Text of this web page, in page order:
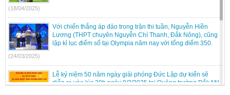
(18/04/2025)
Với chiến thắng áp đảo trong trận thi tuần, Nguyễn Hiền
Lương (THPT chuyên Nguyễn Chí Thanh, Đắk Nông), cũng
lập kỉ lục điểm số tại Olympia năm nay với tổng điểm 350.
(24/03/2025)
Lễ kỷ niệm 50 năm ngày giải phóng Đức Lập dự kiến sẽ
diễn ra vào lúc 20h ngày 9/3/2025 tại Quảng trường Đắk Mil.